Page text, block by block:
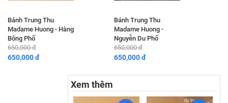
Bánh Trung Thu
Madame Huong - Hàng
Bông Phố
650,000 đ
650,000 đ
Bánh Trung Thu
Madame Huong -
Nguyễn Du Phố
650,000 đ
650,000 đ
Xem thêm